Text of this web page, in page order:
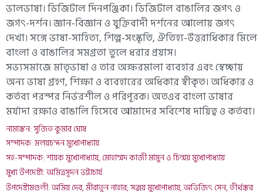
ভালভাষা। ডিজিটাল দিনপঞ্জিকা। ডিজিটাল বাঙালির জগৎ ও
জগৎ-দর্শন। জ্ঞান-বিজ্ঞান ও যুক্তিবাদী দর্শনের আলোয় জগৎ
দেখা। সঙ্গে ভাষা-সাহিত্য, শিল্প-সংস্কৃতি, ঐতিহ্য-উত্তরাধিকার মিলে
বাংলা ও বাঙালির সমগ্রতা তুলে ধরার প্রয়াস।
সভ্যসমাজে মাতৃভাষা ও তার অক্ষরমালা ব্যবহার এবং স্বেচ্ছায়
অন্য ভাষা গ্রহণ, শিক্ষা ও ব্যবহারের অধিকার স্বীকৃত। অধিকার ও
কর্তব্য পরস্পর নির্ভরশীল ও পরিপূরক। অতএব বাংলা ভাষার
মর্যাদা রক্ষাও বাঙালি হিসেবে আমাদের সবিশেষ দায়িত্ব ও কর্তব্য।
নামাঙ্কন: সুজিত কুমার ঘোষ
সম্পাদক: মলয়চন্দন মুখোপাধ্যায়
সহ-সম্পাদক: শায়ক মুখোপাধ্যায়, মোহাম্মদ কাজী মামুন ও চিন্ময় মুখোপাধ্যায়
মুখ্য উপদেষ্টা: অমিত্রসূদন ভট্টাচার্য
উপদেষ্টামণ্ডলী: অমিয় দেব, মীরাতুন নাহার, সঞ্জয় মুখোপাধ্যায়, অভিজিৎ সেন, তীর্থঙ্কর